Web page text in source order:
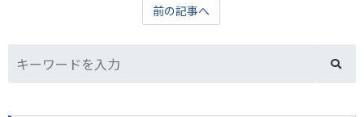
前の記事へ